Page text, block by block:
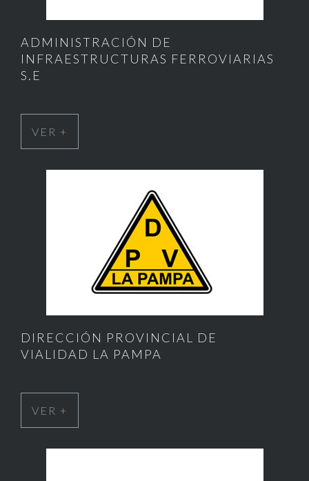
ADMINISTRACIÓN DE
INFRAESTRUCTURAS FERROVIARIAS
S.E
VER +
DIRECCIÓN PROVINCIAL DE
VIALIDAD LA PAMPA
VER +